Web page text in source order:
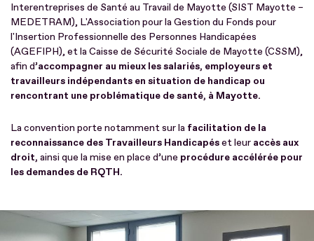
Interentreprises de Santé au Travail de Mayotte (SIST Mayotte –
MEDETRAM), L'Association pour la Gestion du Fonds pour
l'Insertion Professionnelle des Personnes Handicapées
(AGEFIPH), et la Caisse de Sécurité Sociale de Mayotte (CSSM),
afin d’accompagner au mieux les salariés, employeurs et
travailleurs indépendants en situation de handicap ou
rencontrant une problématique de santé, à Mayotte.
La convention porte notamment sur la facilitation de la
reconnaissance des Travailleurs Handicapéset leur accès aux
droit, ainsi que la mise en place d’une procédure accélérée pour
les demandes de RQTH.
Fichier